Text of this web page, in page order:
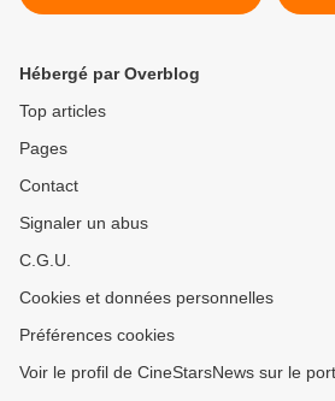
Hébergé par Overblog
Top articles
Pages
Contact
Signaler un abus
C.G.U.
Cookies et données personnelles
Préférences cookies
Voir le profil de CineStarsNews sur le